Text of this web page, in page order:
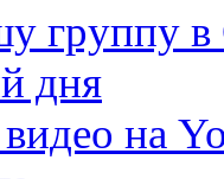
группу в
дня
на